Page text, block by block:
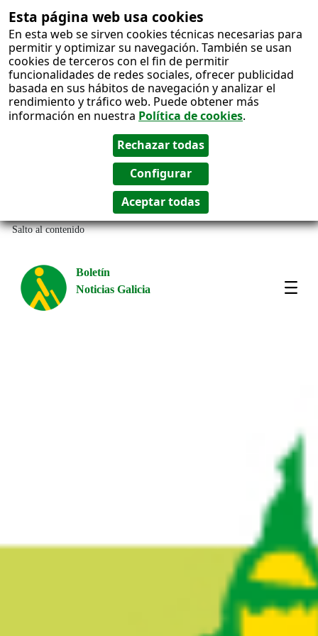
Esta página web usa cookies
En esta web se sirven cookies técnicas necesarias para
permitir y optimizar su navegación. También se usan
cookies de terceros con el fin de permitir
funcionalidades de redes sociales, ofrecer publicidad
basada en sus hábitos de navegación y analizar el
rendimiento y tráfico web. Puede obtener más
información en nuestra Política de cookies.
Salto al contenido
Boletín
Noticias Galicia